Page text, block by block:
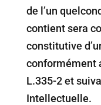
de l’un
contient sera
constitutive
conformément
L.335-2 et
Intellectuelle.